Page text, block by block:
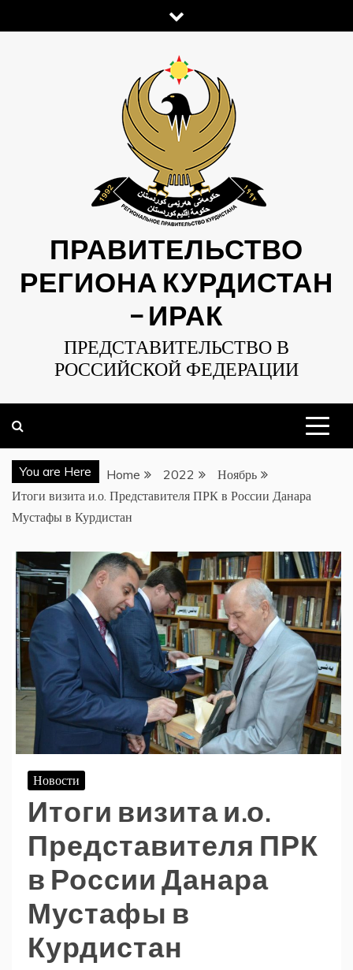
to
ПРАВИТЕЛЬСТВО
РЕГИОНА КУРДИСТАН
— ИРАК
ПРЕДСТАВИТЕЛЬСТВО В
РОССИЙСКОЙ ФЕДЕРАЦИИ
You are Here Home 2022
Ноябрь
Итоги визита и.о. Представителя ПРК в России Данара
Мустафы в Курдистан
Новости
Итоги визита и.о.
Представителя ПРК
в России Данара
Мустафы в
Курдистан